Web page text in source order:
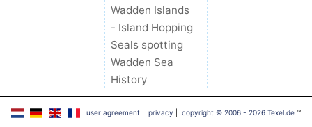
Hopping
Medical
Wadden Islands
- Island Hopping
Seals spotting
Wadden Sea
History
user agreement |privacy |copyright © 2006 - 2026 Texel.de ™